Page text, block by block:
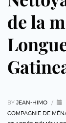
de la
BY JEAN-HIMO /
COMPAGNIE DE